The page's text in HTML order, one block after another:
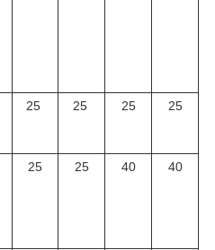
25 25 25 25
25 25 40 40